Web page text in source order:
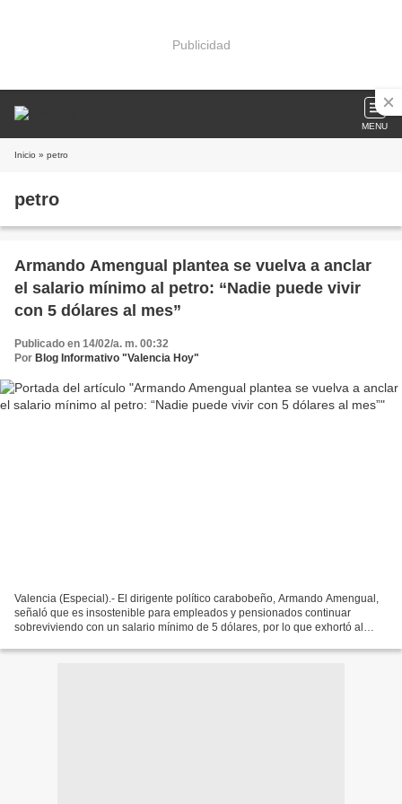
Publicidad
MENU
Inicio » petro
petro
Armando Amengual plantea se vuelva a anclar
el salario mínimo al petro: “Nadie puede vivir
con 5 dólares al mes”
Publicado en 14/02/a. m. 00:32
Por Blog Informativo "Valencia Hoy"
Valencia (Especial).- El dirigente político carabobeño, Armando Amengual,
señaló que es insostenible para empleados y pensionados continuar
sobreviviendo con un salario mínimo de 5 dólares, por lo que exhortó al